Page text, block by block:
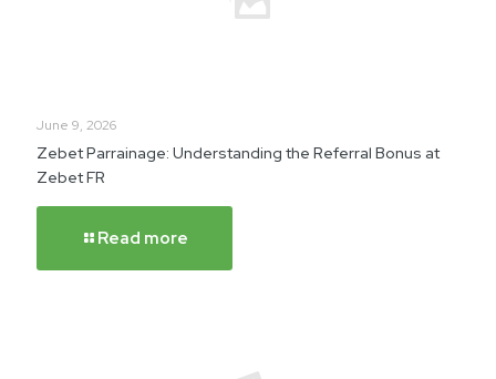
June 9, 2026
Zebet Parrainage: Understanding the Referral Bonus at
Zebet FR
Read more